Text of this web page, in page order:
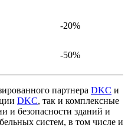
-20%
-50%
партнера DKC и
DKC, так и комплексные
и безопасности зданий и
систем, в том числе и